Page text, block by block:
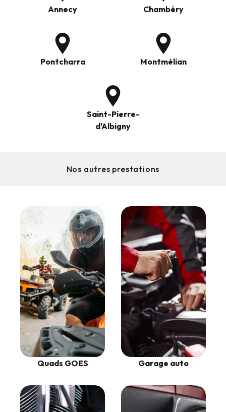
Annecy Chambéry
Pontcharra Montmélian
Saint-Pierre-
d'Albigny
Nos autres prestations
Quads GOES Garage auto